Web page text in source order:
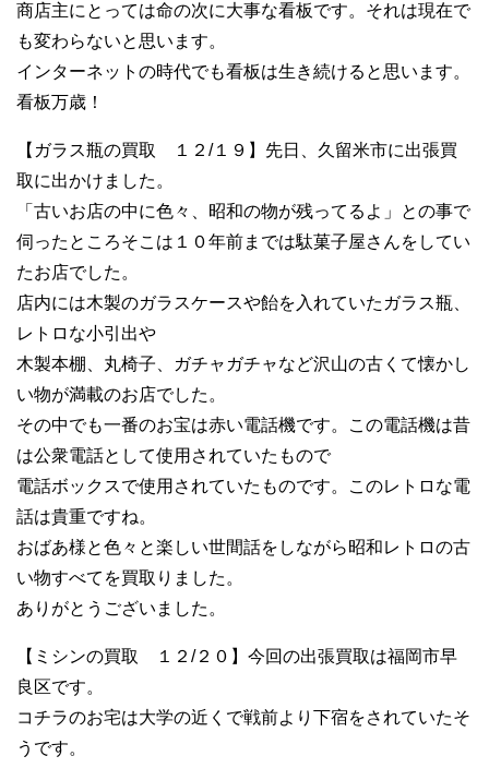
商店主にとっては命の次に大事な看板です。それは現在で
も変わらないと思います。
インターネットの時代でも看板は生き続けると思います。
看板万歳！
【ガラス瓶の買取 １２/１９】先日、久留米市に出張買
取に出かけました。
「古いお店の中に色々、昭和の物が残ってるよ」との事で
伺ったところそこは１０年前までは駄菓子屋さんをしてい
たお店でした。
店内には木製のガラスケースや飴を入れていたガラス瓶、
レトロな小引出や
木製本棚、丸椅子、ガチャガチャなど沢山の古くて懐かし
い物が満載のお店でした。
その中でも一番のお宝は赤い電話機です。この電話機は昔
は公衆電話として使用されていたもので
電話ボックスで使用されていたものです。このレトロな電
話は貴重ですね。
おばあ様と色々と楽しい世間話をしながら昭和レトロの古
い物すべてを買取りました。
ありがとうございました。
【ミシンの買取 １２/２０】今回の出張買取は福岡市早
良区です。
コチラのお宅は大学の近くで戦前より下宿をされていたそ
うです。